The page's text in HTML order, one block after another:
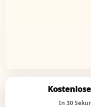
In 30